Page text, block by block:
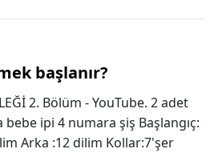
başlanır?
2. Bölüm - YouTube. 2 adet
ipi 4 numara şiş Başlangıç:
Arka :12 dilim Kollar:7'şer